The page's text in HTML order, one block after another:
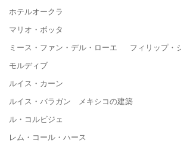
ホテルオークラ
マリオ・ボッタ
ミース・ファン・デル・ローエ フィリップ・
モルディブ
ルイス・カーン
ルイス・バラガン メキシコの建築
ル・コルビジェ
レム・コール・ハース